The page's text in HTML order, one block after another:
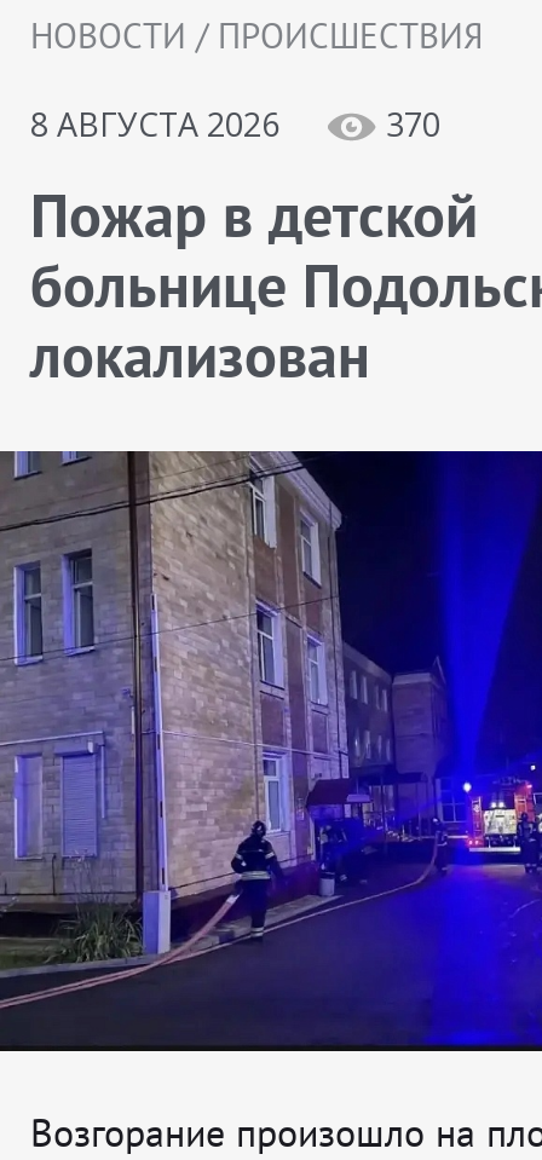
НОВОСТИ / ПРОИСШЕСТВИЯ
8 АВГУСТА 2026
370
Пожар в детской
больнице
локализован
Возгорание произошло на